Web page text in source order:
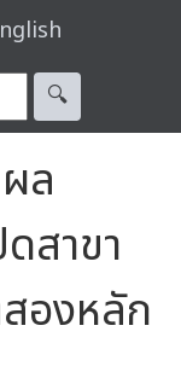
🔍︎
ล
สาขา
องหลัก